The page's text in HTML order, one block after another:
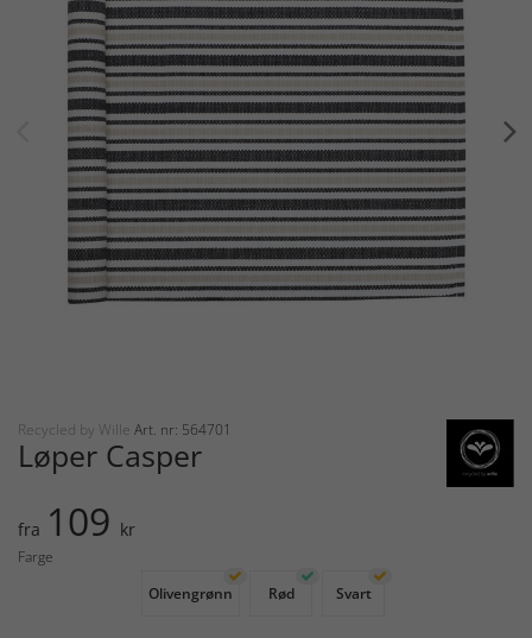
Recycled by Wille Art. nr: 564701
Løper Casper
fra 109 kr
Farge
Olivengrønn
Rød Svart